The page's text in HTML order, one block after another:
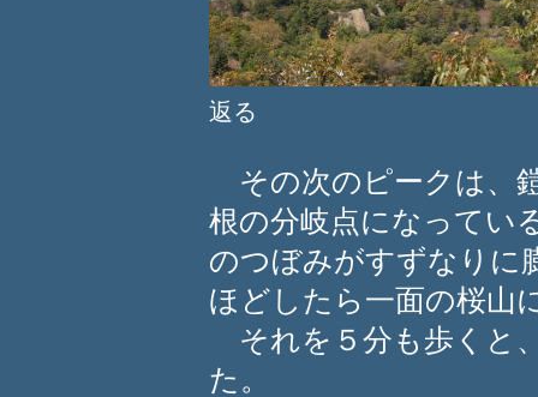
返る
その次のピークは、
根の分岐点になってい
のつぼみがすずなりに
ほどしたら一面の桜山
それを５分も歩くと
た。